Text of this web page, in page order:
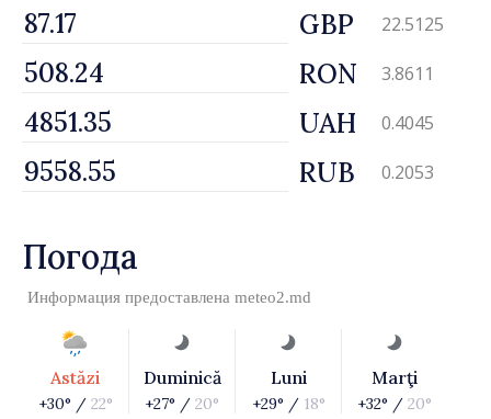
GBP 22.5125
RON 3.8611
UAH 0.4045
RUB 0.2053
Погода
Информация предоставлена meteo2.md
Astăzi
+30° / 22°
Duminică
+27° / 20°
Luni
+29° / 18°
Marţi
+32° / 20°